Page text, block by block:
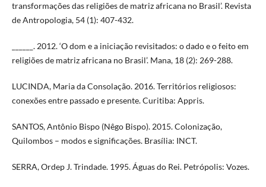
transformações das religiões de matriz africana no Brasil’. Revista
de Antropologia, 54 (1): 407-432.
______. 2012. ‘O dom e a iniciação revisitados: o dado e o feito em
religiões de matriz africana no Brasil’. Mana, 18 (2): 269-288.
LUCINDA, Maria da Consolação. 2016. Territórios religiosos:
conexões entre passado e presente. Curitiba: Appris.
SANTOS, Antônio Bispo (Nêgo Bispo). 2015. Colonização,
Quilombos – modos e significações. Brasília: INCT.
SERRA, Ordep J. Trindade. 1995. Águas do Rei. Petrópolis: Vozes.